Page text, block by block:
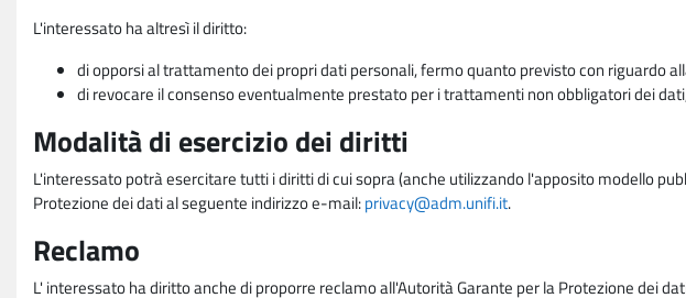
L'interessato ha altresì il diritto:
di opporsi al trattamento dei propri dati personali, fermo quanto previsto con riguardo
di revocare il consenso eventualmente prestato per i trattamenti non obbligatori dei
Modalità di esercizio dei diritti
L'interessato potrà esercitare tutti i diritti di cui sopra (anche utilizzando l'apposito modello
Protezione dei dati al seguente indirizzo e-mail:privacy@adm.unifi.it.
Reclamo
L' interessato ha diritto anche di proporre reclamo all'Autorità Garante per la Protezione dei